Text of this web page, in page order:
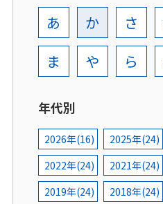
あ か さ
ま
や ら
年代別
2026年(16) 2025年(24)
2022年(24)
2021年(24)
2019年(24)
2018年(24)